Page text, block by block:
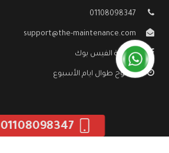
01108098347
support@the-maintenance.com
صفحة الفيس بوك
مفتوح طوال ايام الأسبوع
01108098347